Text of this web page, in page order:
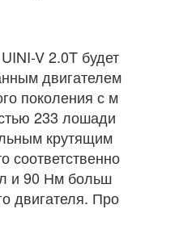
V 2.0T будет
двигателем
поколения с м
233 лошади
крутящим
соответственно
и 90 Нм больш
двигателя. Про